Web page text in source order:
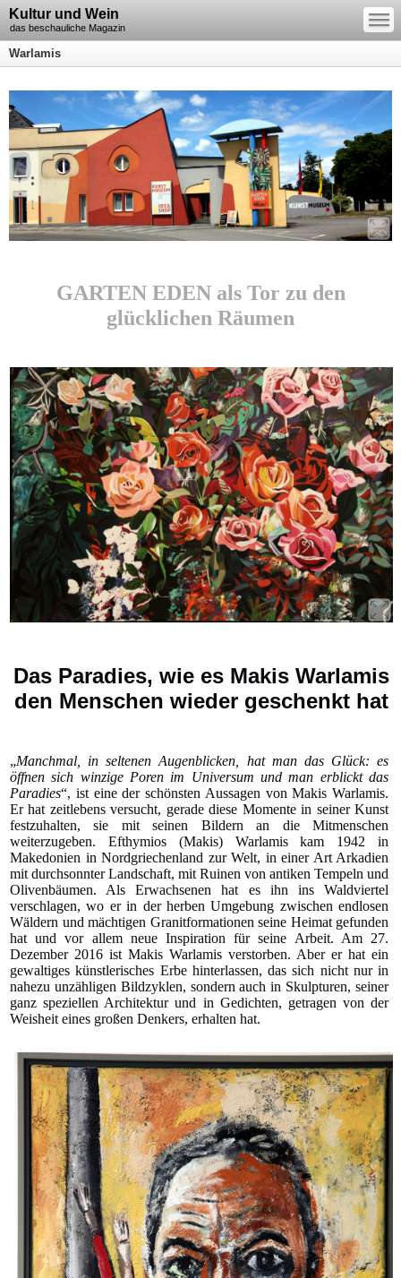
Kultur und Wein
das beschauliche Magazin
—
—
—
Warlamis
GARTEN EDEN als Tor zu den
glücklichen Räumen
Das Paradies, wie es Makis Warlamis
den Menschen wieder geschenkt hat
„Manchmal, in seltenen Augenblicken, hat man das Glück: es
öffnen sich winzige Poren im Universum und man erblickt das
Paradies“, ist eine der schönsten Aussagen von Makis Warlamis.
Er hat zeitlebens versucht, gerade diese Momente in seiner Kunst
festzuhalten, sie mit seinen Bildern an die Mitmenschen
weiterzugeben. Efthymios (Makis) Warlamis kam 1942 in
Makedonien in Nordgriechenland zur Welt, in einer Art Arkadien
mit durchsonnter Landschaft, mit Ruinen von antiken Tempeln und
Olivenbäumen. Als Erwachsenen hat es ihn ins Waldviertel
verschlagen, wo er in der herben Umgebung zwischen endlosen
Wäldern und mächtigen Granitformationen seine Heimat gefunden
hat und vor allem neue Inspiration für seine Arbeit. Am 27.
Dezember 2016 ist Makis Warlamis verstorben. Aber er hat ein
gewaltiges künstlerisches Erbe hinterlassen, das sich nicht nur in
nahezu unzähligen Bildzyklen, sondern auch in Skulpturen, seiner
ganz speziellen Architektur und in Gedichten, getragen von der
Weisheit eines großen Denkers, erhalten hat.